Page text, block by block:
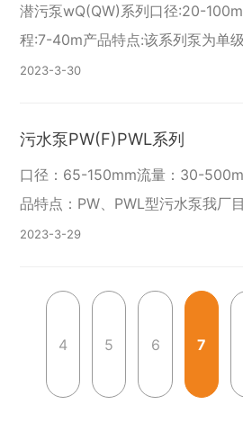
潜污泵wQ(QW)系列口径:20-
程:7-40m产品特点:该系列泵为单
潜水污泵。泵与电机联为一体，潜
30
2023-3
污水泵PW(F)PWL系列
口径：65-150mm流量：30-
品特点：PW、PWL型污水泵我厂
PW、2.5PW、6PW.8PW、6PWL
29
2023-3
4 5 6 7